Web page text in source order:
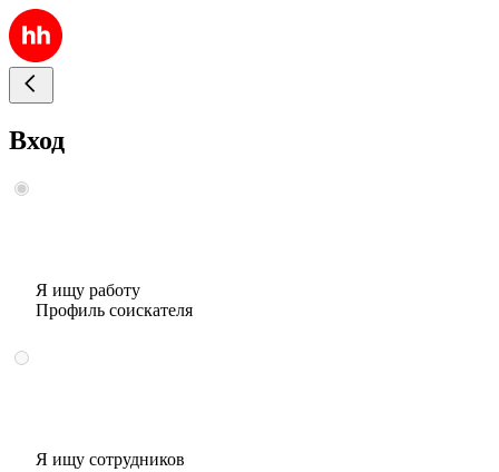
Вход
Я ищу работу
Профиль соискателя
Я ищу сотрудников